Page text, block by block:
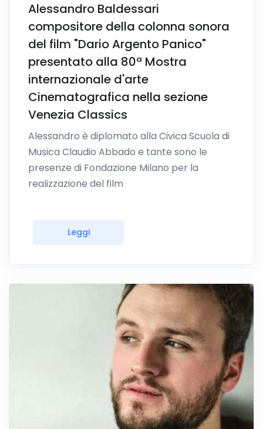
Alessandro Baldessari
compositore della colonna sonora
del film "Dario Argento Panico"
presentato alla 80ª Mostra
internazionale d'arte
Cinematografica nella sezione
Venezia Classics
Alessandro è diplomato alla Civica Scuola di
Musica Claudio Abbado e tante sono le
presenze di Fondazione Milano per la
realizzazione del film
Leggi